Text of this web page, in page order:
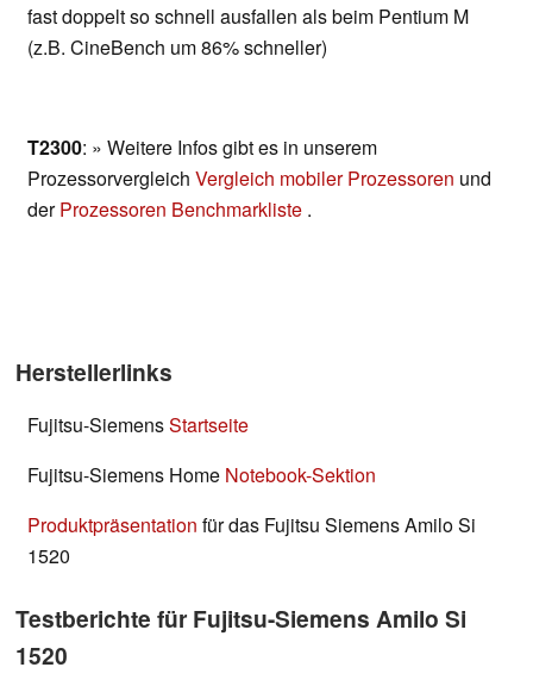
fast doppelt so schnell ausfallen als beim Pentium M
(z.B. CineBench um 86% schneller)
T2300: » Weitere Infos gibt es in unserem
Prozessorvergleich Vergleich mobiler Prozessoren und
derProzessoren Benchmarkliste .
Herstellerlinks
Fujitsu-SiemensStartseite
Fujitsu-Siemens Home Notebook-Sektion
Produktpräsentation für das Fujitsu Siemens Amilo Si
1520
Testberichte für Fujitsu-Siemens Amilo Si
1520